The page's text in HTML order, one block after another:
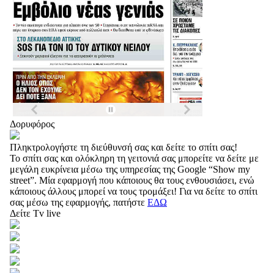
Δορυφόρος
Πληκτρολογήστε τη διεύθυνσή σας και δείτε το σπίτι σας!
Το σπίτι σας και ολόκληρη τη γειτονιά σας μπορείτε να δείτε με
μεγάλη ευκρίνεια μέσω της υπηρεσίας της Google “Show my
street”. Μία εφαρμογή που κάποιους θα τους ενθουσιάσει, ενώ
κάποιους άλλους μπορεί να τους τρομάξει! Για να δείτε το σπίτι
σας μέσω της εφαρμογής, πατήστε ΕΔΩ
Δείτε Tv live